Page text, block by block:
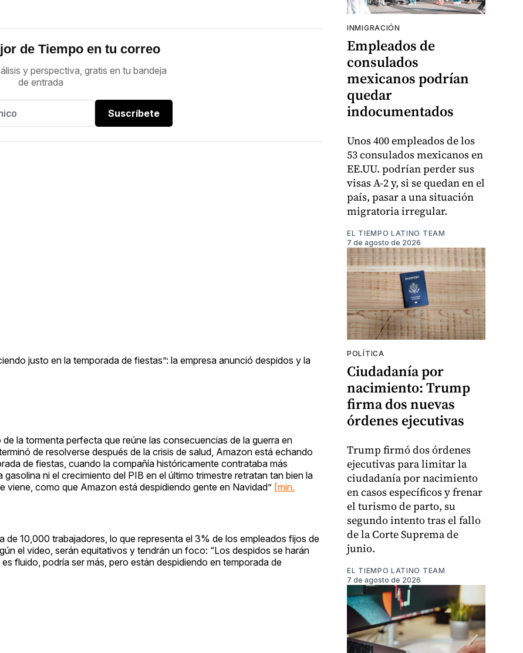
de Tiempo en tu correo
y perspectiva, gratis en tu bandeja
de entrada
Suscríbete
justo en la temporada de fiestas”: la empresa anunció despidos y la
la tormenta perfecta que reúne las consecuencias de la guerra en
de resolverse después de la crisis de salud, Amazon está echando
de fiestas, cuando la compañía históricamente contrataba más
ni el crecimiento del PIB en el último trimestre retratan tan bien la
como que Amazon está despidiendo gente en Navidad” [min.
de 10,000 trabajadores, lo que representa el 3% de los empleados fijos de
el video, serán equitativos y tendrán un foco: “Los despidos se harán
fluido, podría ser más, pero están despidiendo en temporada de
INMIGRACIÓN
Empleados de
consulados
mexicanos podrían
quedar
indocumentados
Unos 400 empleados de los
53 consulados mexicanos en
EE.UU. podrían perder sus
visas A-2 y, si se quedan en el
país, pasar a una situación
migratoria irregular.
EL TIEMPO LATINO TEAM
7 de agosto de 2026
POLÍTICA
Ciudadanía por
nacimiento: Trump
firma dos nuevas
órdenes ejecutivas
Trump firmó dos órdenes
ejecutivas para limitar la
ciudadanía por nacimiento
en casos específicos y frenar
el turismo de parto, su
segundo intento tras el fallo
de la Corte Suprema de
junio.
EL TIEMPO LATINO TEAM
7 de agosto de 2026